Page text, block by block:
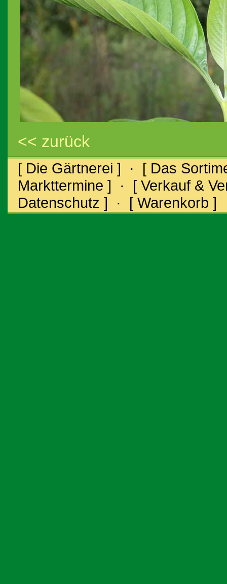
<< zurück
[ Die Gärtnerei ] · [ Das
Markttermine ] · [ Verkauf &
Datenschutz ] · [ Warenkorb ]